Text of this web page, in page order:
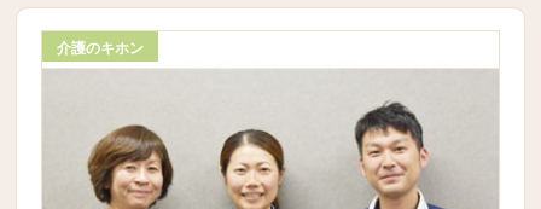
介護のキホン